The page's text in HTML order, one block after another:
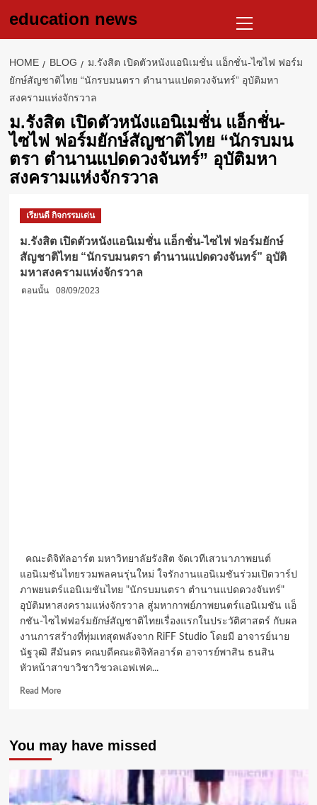
education news
Menu
HOME BLOG
ม.รังสิต เปิดตัวหนังแอนิเมชั่น แอ็กชั่น-ไซไฟ ฟอร์ม
ยักษ์สัญชาติไทย “นักรบมนตรา ตำนานแปดดวงจันทร์” อุบัติมหา
สงครามแห่งจักรวาล
ม.รังสิต เปิดตัวหนังแอนิเมชั่น แอ็กชั่น-
ไซไฟ ฟอร์มยักษ์สัญชาติไทย “นักรบมน
ตรา ตำนานแปดดวงจันทร์” อุบัติมหา
สงครามแห่งจักรวาล
เรียนดี กิจกรรมเด่น
ม.รังสิต เปิดตัวหนังแอนิเมชั่น แอ็กชั่น-ไซไฟ ฟอร์มยักษ์
สัญชาติไทย “นักรบมนตรา ตำนานแปดดวงจันทร์” อุบัติ
มหาสงครามแห่งจักรวาล
ตอนนั้น 08/09/2023
คณะดิจิทัลอาร์ต มหาวิทยาลัยรังสิต จัดเวทีเสวนาภาพยนต์
แอนิเมชันไทยรวมพลคนรุ่นใหม่ ใจรักงานแอนิเมชันร่วมเปิดวาร์ป
ภาพยนตร์แอนิเมชันไทย "นักรบมนตรา ตำนานแปดดวงจันทร์"
อุบัติมหาสงครามแห่งจักรวาล สู่มหากาพย์ภาพยนตร์แอนิเมชัน แอ็
กชัน-ไซไฟฟอร์มยักษ์สัญชาติไทยเรื่องแรกในประวัติศาสตร์ กับผล
งานการสร้างที่ทุ่มเทสุดพลังจาก RiFF Studio โดยมี อาจารย์นาย
นัฐวุฒิ สีมันตร คณบดีคณะดิจิทัลอาร์ต อาจารย์พาสิน ธนสิน
หัวหน้าสาขาวิชาวิชวลเอฟเฟค...
Read MoreRead
เปิด
ตัว
หนัง
นิ
You may have missed